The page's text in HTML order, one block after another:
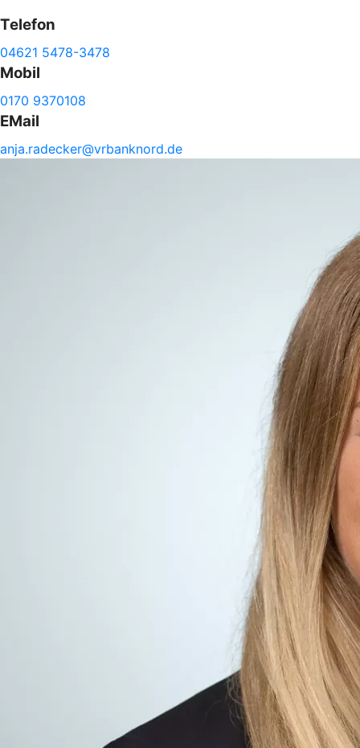
Telefon
04621 5478-3478
Mobil
0170 9370108
EMail
anja.radecker@vrbanknord.de